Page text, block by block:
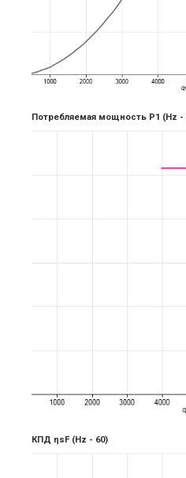
Потребляемая мощность P1 (Hz -
КПД ηsF (Hz - 60)